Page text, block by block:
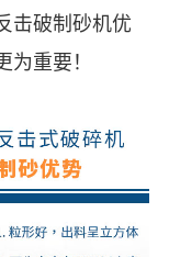
击破制砂机优
重要！